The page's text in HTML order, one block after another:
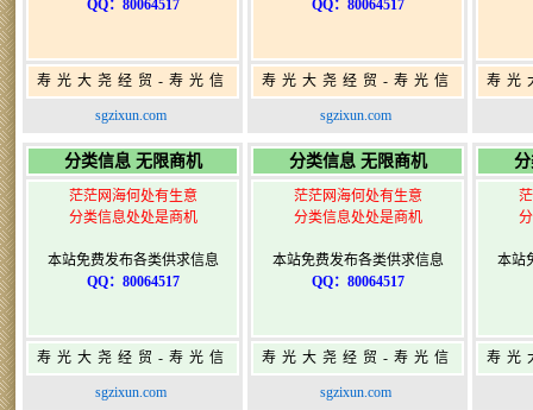
QQ：80064517
寿光大尧经贸-寿光信
息网-免费信息发布网-
sgzixun.com
QQ：80064517
寿光大尧经贸-寿光信
息网-免费信息发布网-
sgzixun.com
寿光
分类信息 无限商机
茫茫网海何处有生意
分类信息处处是商机
本站免费发布各类供求信息
QQ：80064517
寿光大尧经贸-寿光信
息网-免费信息发布网-
sgzixun.com
分类信息 无限商机
茫茫网海何处有生意
分类信息处处是商机
本站免费发布各类供求信息
QQ：80064517
寿光大尧经贸-寿光信
息网-免费信息发布网-
sgzixun.com
本站
寿光